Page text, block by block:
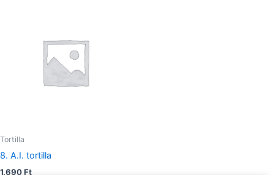
Tortilla
8. A.I. tortilla
1.690Ft